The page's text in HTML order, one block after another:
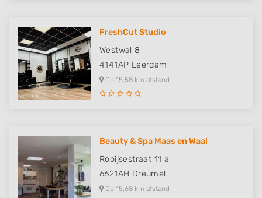
FreshCut Studio
Westwal 8
4141AP Leerdam
Op 15,58 km afstand
Beauty & Spa Maas en Waal
Rooijsestraat 11 a
6621AH Dreumel
Op 15,68 km afstand